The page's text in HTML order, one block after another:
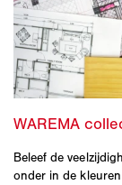
Beleef de
onder in de